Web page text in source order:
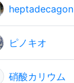
heptadecagon
ピノキオ
硝酸カリウム